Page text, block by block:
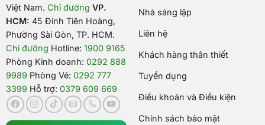
Việt Nam. Chỉ đường VP.
HCM: 45 Đinh Tiên Hoàng,
Phường Sài Gòn, TP. HCM.
Chỉ đường Hotline: 1900 9165
Phòng Kinh doanh: 0292 888
9989 Phòng Vé: 0292 777
3399 Hỗ trợ: 0379 609 669
Nhà sáng lập
Liên hệ
Khách hàng thân thiết
Tuyển dụng
Điều khoản và Điều kiện
Chính sách bảo mật